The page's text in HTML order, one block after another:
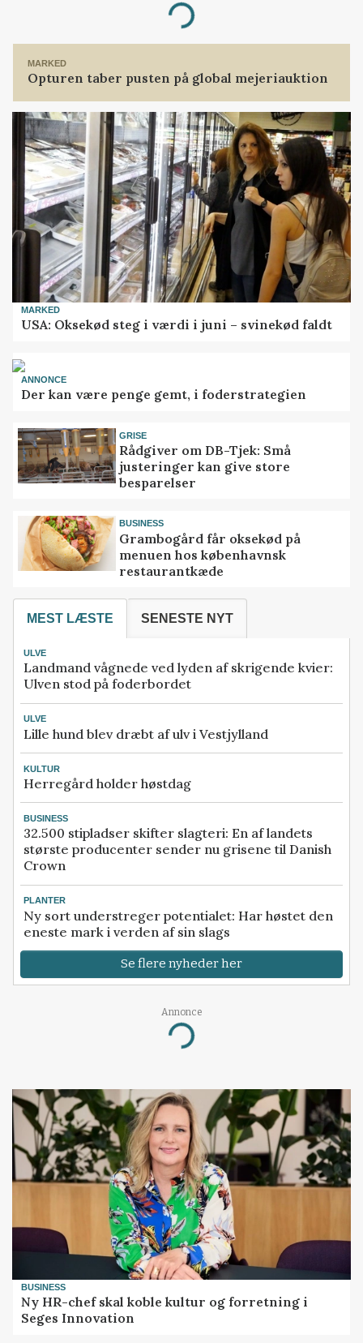
Loading...
MARKED
Opturen taber pusten på global mejeriauktion
MARKED
USA: Oksekød steg i værdi i juni – svinekød faldt
ANNONCE
Der kan være penge gemt, i foderstrategien
GRISE
Rådgiver om DB-Tjek: Små
justeringer kan give store
besparelser
BUSINESS
Grambogård får oksekød på
menuen hos københavnsk
restaurantkæde
MEST LÆSTE SENESTE NYT
ULVE
Landmand vågnede ved lyden af skrigende kvier:
Ulven stod på foderbordet
ULVE
Lille hund blev dræbt af ulv i Vestjylland
KULTUR
Herregård holder høstdag
BUSINESS
32.500 stipladser skifter slagteri: En af landets
største producenter sender nu grisene til Danish
Crown
PLANTER
Ny sort understreger potentialet: Har høstet den
eneste mark i verden af sin slags
Se flere nyheder her
Annonce
Loading...
BUSINESS
Ny HR-chef skal koble kultur og forretning i
Seges Innovation